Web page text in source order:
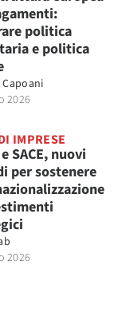
politica
e politica
2026
IMPRESE
SACE, nuovi
per sostenere
2026